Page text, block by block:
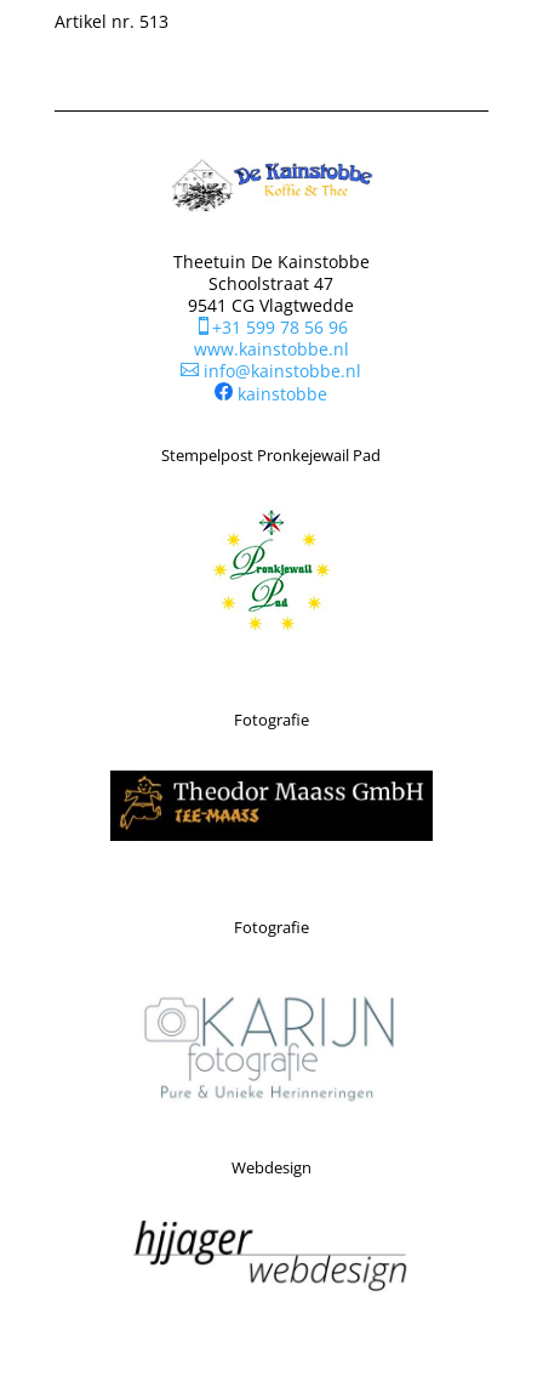
Artikel nr. 513
Theetuin De Kainstobbe
Schoolstraat 47
9541 CG Vlagtwedde
+31 599 78 56 96
www.kainstobbe.nl
 info@kainstobbe.nl
kainstobbe
Stempelpost Pronkejewail Pad
Fotografie
Fotografie
Webdesign